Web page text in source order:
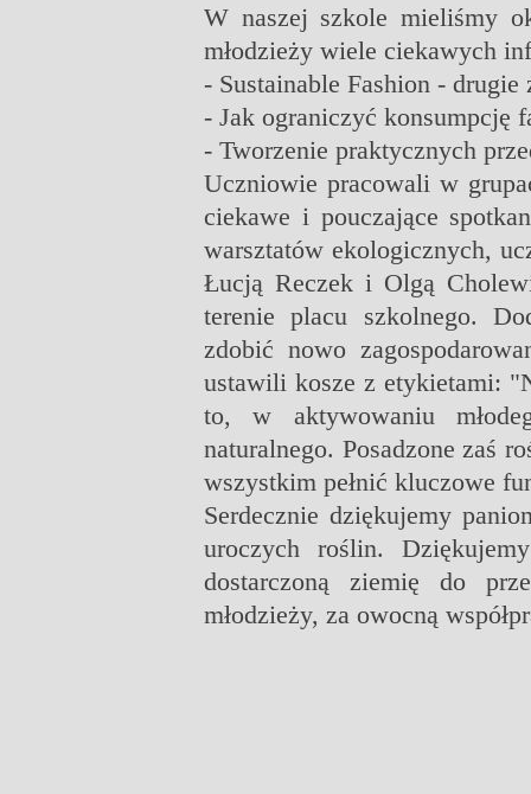
W naszej szkole mieliśmy
młodzieży wiele ciekawych
- Sustainable Fashion - drugie
- Jak ograniczyć konsumpcję
- Tworzenie praktycznych
Uczniowie pracowali w
ciekawe i pouczające
warsztatów ekologicznych,
Łucją Reczek i Olgą
terenie placu szkolnego.
zdobić nowo
ustawili kosze z etykietami:
to, w aktywowaniu
naturalnego. Posadzone zaś
wszystkim pełnić kluczowe
Serdecznie dziękujemy
uroczych roślin.
dostarczoną ziemię do
młodzieży, za owocną